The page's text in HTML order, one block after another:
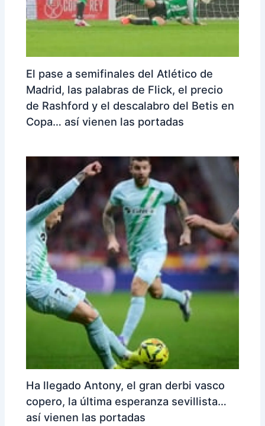
El pase a semifinales del Atlético de
Madrid, las palabras de Flick, el precio
de Rashford y el descalabro del Betis en
Copa… así vienen las portadas
Ha llegado Antony, el gran derbi vasco
copero, la última esperanza sevillista…
así vienen las portadas